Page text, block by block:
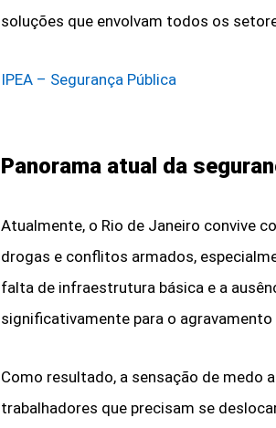
soluções que envolvam todos os
IPEA – Segurança Pública
Panorama atual da
Atualmente, o Rio de Janeiro convive
drogas e conflitos armados,
falta de infraestrutura básica e a
significativamente para o agravamento
Como resultado, a sensação de medo
trabalhadores que precisam se